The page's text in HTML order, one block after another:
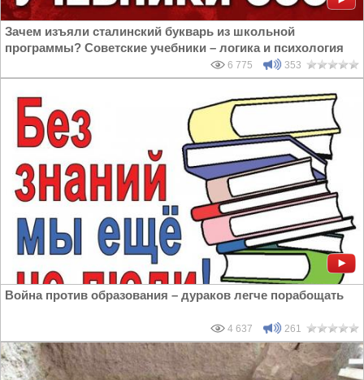
Зачем изъяли сталинский букварь из школьной
программы? Советские учебники – логика и психология
6 775 353
Война против образования – дураков легче порабощать
4 637 261